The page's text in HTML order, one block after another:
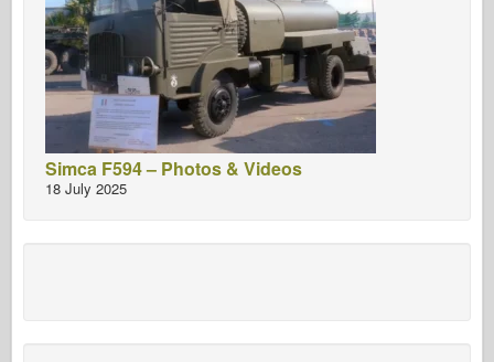
Simca F594 – Photos & Videos
18 July 2025